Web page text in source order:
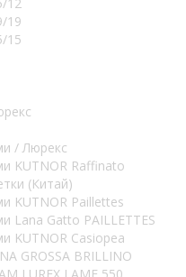
19
15
/ Люрекс
KUTNOR Raffinato
(Китай)
KUTNOR Paillettes
Lana Gatto PAILLETTES
KUTNOR Casiopea
GROSSA BRILLINO